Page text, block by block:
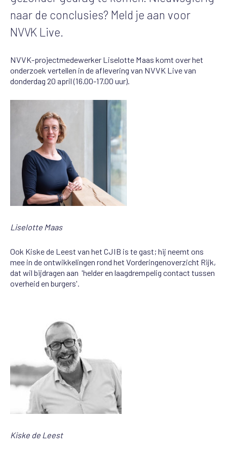
naar de conclusies? Meld je aan voor
NVVK Live.
NVVK-projectmedewerker Liselotte Maas komt over het
onderzoek vertellen in de aflevering van NVVK Live van
donderdag 20 april (16.00-17.00 uur).
Liselotte Maas
Ook Kiske de Leest van het CJIB is te gast; hij neemt ons
mee in de ontwikkelingen rond het Vorderingenoverzicht Rijk,
dat wil bijdragen aan 'helder en laagdrempelig contact tussen
overheid en burgers'.
Kiske de Leest